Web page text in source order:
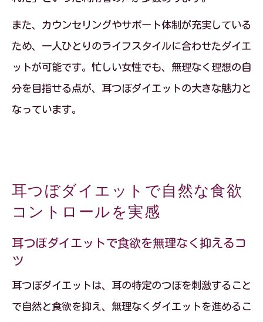
また、カウンセリングやサポート体制が充実している
ため、一人ひとりのライフスタイルに合わせたダイエ
ットが可能です。忙しい女性でも、無理なく理想の自
分を目指せる点が、耳つぼダイエットの大きな魅力と
なっています。
耳つぼダイエットで自然な食欲
コントロールを実感
耳つぼダイエットで食欲を無理なく抑えるコ
ツ
耳つぼダイエットは、耳の特定のつぼを刺激すること
で自然と食欲を抑え、無理なくダイエットを進めるこ